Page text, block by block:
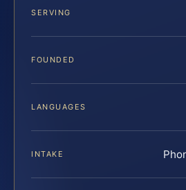
SERVING
FOUNDED
LANGUAGES
INTAKE